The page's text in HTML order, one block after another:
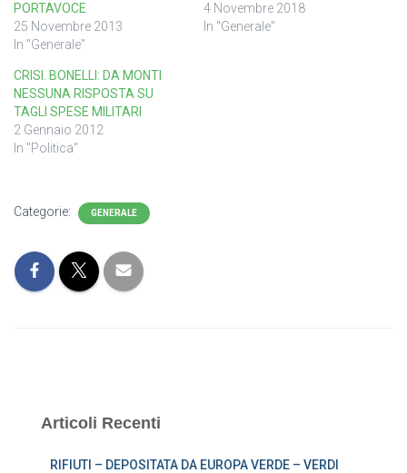
PORTAVOCE
25 Novembre 2013
In "Generale"
4 Novembre 2018
In "Generale"
CRISI. BONELLI: DA MONTI
NESSUNA RISPOSTA SU
TAGLI SPESE MILITARI
2 Gennaio 2012
In "Politica"
Categorie: GENERALE
Articoli Recenti
RIFIUTI – DEPOSITATA DA EUROPA VERDE – VERDI